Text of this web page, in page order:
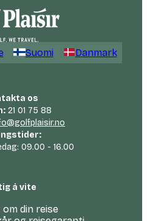
Suomi Danmark
os
21 01 75 88
09.00 - 16.00
å vite
om din reise